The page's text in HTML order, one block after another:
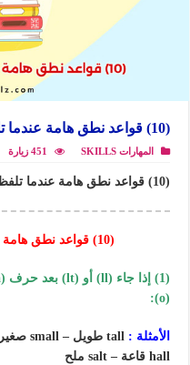
(10) قواعد نطق هامة عندما تلفظ كلمات إنجليزية
المهارات SKILLS 451 زيارة
(10) قواعد نطق هامة عندما تلفظ كلمات إنجليزية ..
(10) قواعد نطق هامة عندما تلفظ كلمات إنجليزية
(o):
الأمثلة :
hall قاعة – salt ملح